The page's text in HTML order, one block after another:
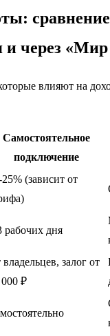
и через «Мир
влияют на
Самостоятельное
подключение
25% (зависит от
рабочих дня
залог от
000 ₽